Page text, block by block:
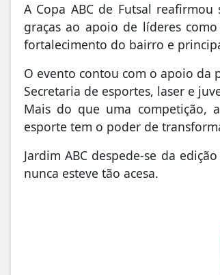
A Copa ABC de Futsal
graças ao apoio de líderes
fortalecimento do bairro e
O evento contou com o apoio da
Secretaria de esportes, laser e
Mais do que uma competição,
esporte tem o poder de
Jardim ABC despede-se da
nunca esteve tão acesa.